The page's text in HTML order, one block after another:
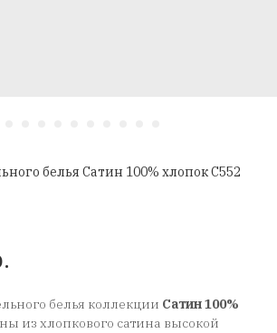
белья Сатин 100% хлопок C552
белья коллекции Сатин 100%
из хлопкового сатина высокой